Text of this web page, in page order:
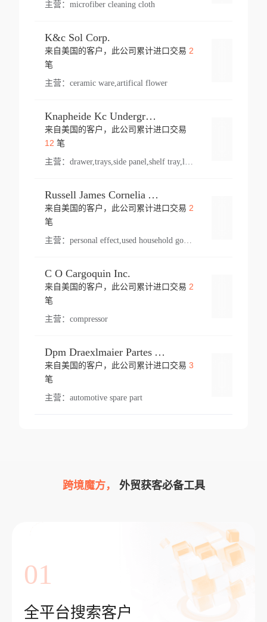
主营： microfiber cleaning cloth
K&c Sol Corp.
来自美国的客户，此公司累计进口交易 2
笔
主营： ceramic ware,artifical flower
Knapheide Kc Underground
来自美国的客户，此公司累计进口交易
12 笔
主营：
Russell James Cornelia Arlington Va
来自美国的客户，此公司累计进口交易 2
笔
主营： personal effect,used household goods
C O Cargoquin Inc.
来自美国的客户，此公司累计进口交易 2
笔
主营： compressor
Dpm Draexlmaier Partes Automotrices Corr Ind Huejotzingo
来自美国的客户，此公司累计进口交易 3
笔
主营： automotive spare part
跨境魔方， 外贸获客必备工具
01
全平台搜索客户